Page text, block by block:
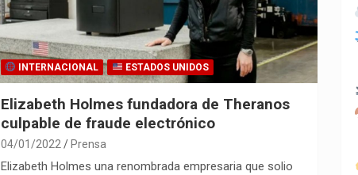
INTERNACIONAL ESTADOS UNIDOS
Elizabeth Holmes fundadora de Theranos
culpable de fraude electrónico
04/01/2022 Prensa
Elizabeth Holmes una renombrada empresaria que solio